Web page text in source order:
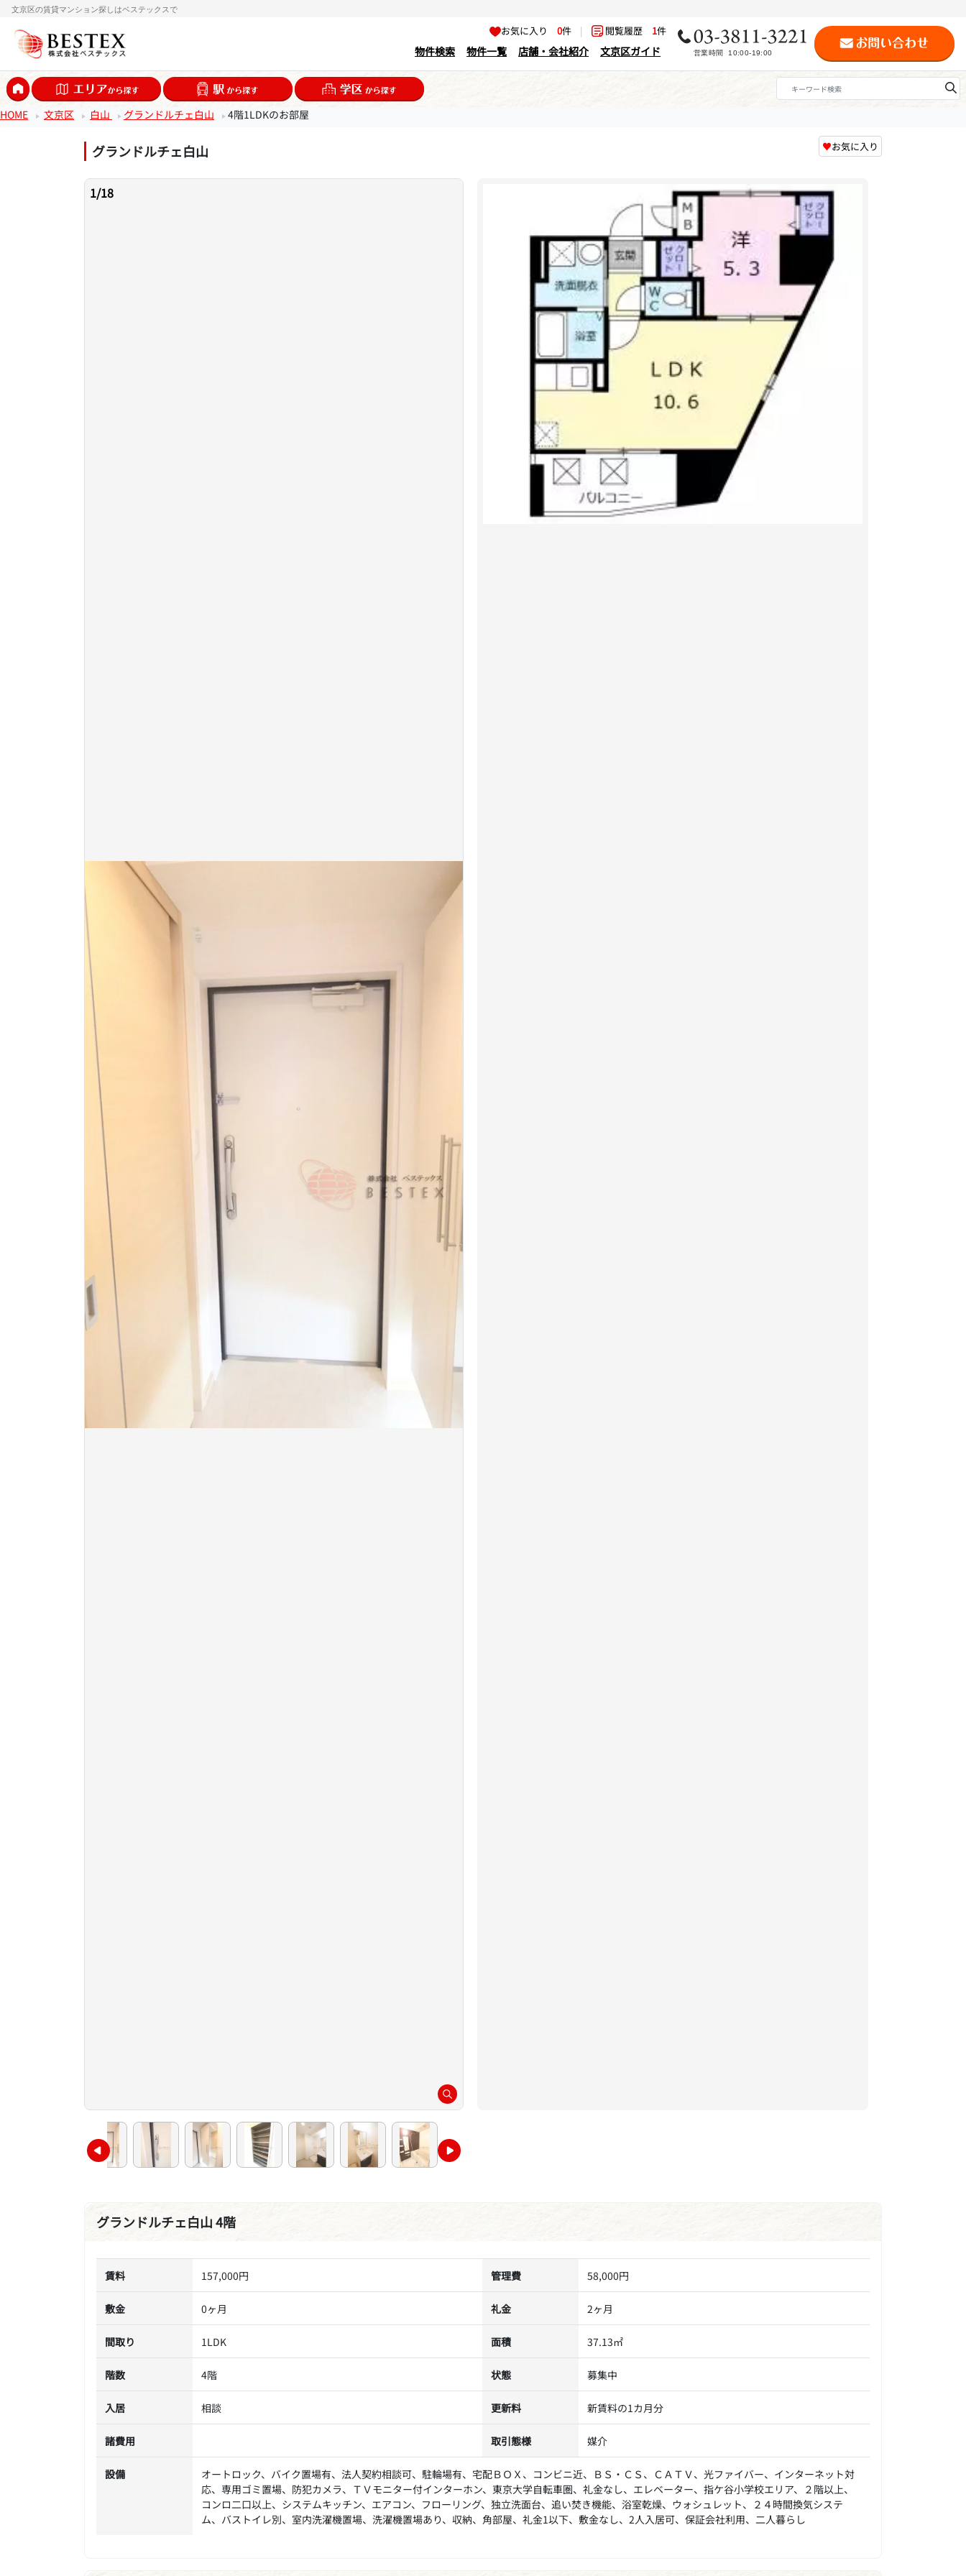
文京区の賃貸マンション探しはベステックスで
お気に入り0件 | 閲覧履歴 1件
物件検索 物件一覧 店舗・会社紹介 文京区ガイド
HOME 文京区 白山 グランドルチェ白山 4階1LDKのお部屋
グランドルチェ白山 ♥お気に入り
1/18
グランドルチェ白山 4階
賃料 157,000円 管理費 58,000円
敷金 0ヶ月 礼金 2ヶ月
間取り 1LDK 面積 37.13㎡
階数 4階 状態 募集中
入居 相談 更新料 新賃料の1カ月分
諸費用 取引態様 媒介
設備
オートロック、バイク置場有、法人契約相談可、駐輪場有、宅配ＢＯＸ、コンビニ近、ＢＳ・ＣＳ、ＣＡＴＶ、光ファイバー、インターネット対
応、専用ゴミ置場、防犯カメラ、ＴＶモニター付インターホン、東京大学自転車圏、礼金なし、エレベーター、指ケ谷小学校エリア、２階以上、
コンロ二口以上、システムキッチン、エアコン、フローリング、独立洗面台、追い焚き機能、浴室乾燥、ウォシュレット、２４時間換気システ
ム、バストイレ別、室内洗濯機置場、洗濯機置場あり、収納、角部屋、礼金1以下、敷金なし、2人入居可、保証会社利用、二人暮らし